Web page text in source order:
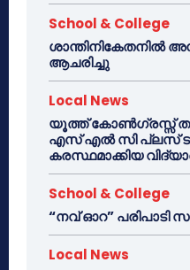
School & College
ശാന്തിനികേതനിൽ
ആചരിച്ചു
Local News
യൂത്ത് കോൺഗ്രസ്സ്
എസ് എൽ സി പ്ലസ് ടു
കരസ്ഥമാക്കിയ
School & College
“നവ് ഓറ” പരിപാടി
Local News